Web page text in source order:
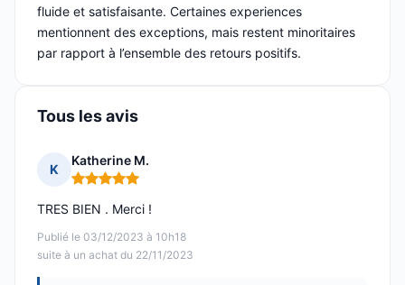
fluide et satisfaisante. Certaines experiences
mentionnent des exceptions, mais restent minoritaires
par rapport à l’ensemble des retours positifs.
Tous les avis
K
Katherine M.
Note : 5 sur 5
Publié le 03/12/2023 à 10h18
suite à un achat du 22/11/2023
TRES BIEN . Merci !